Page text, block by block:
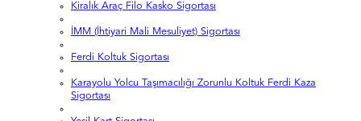
Kiralık Araç Filo Kasko Sigortası
İMM (İhtiyari Mali Mesuliyet) Sigortası
Ferdi Koltuk Sigortası
Karayolu Yolcu Taşımacılığı Zorunlu Koltuk Ferdi Kaza
Sigortası